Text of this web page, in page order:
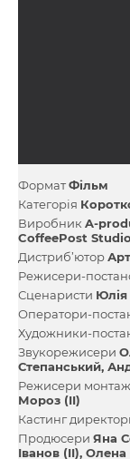
ФорматФільм
Категорія
Виробник A-
CoffeePost Studio
Дистриб’ютор
Режисери-
Сценаристи
Оператори-
Художники-
Звукорежисери
Степанський
Режисери
Мороз (II)
Кастинг
Продюсери Яна
Іванов (II) Олена